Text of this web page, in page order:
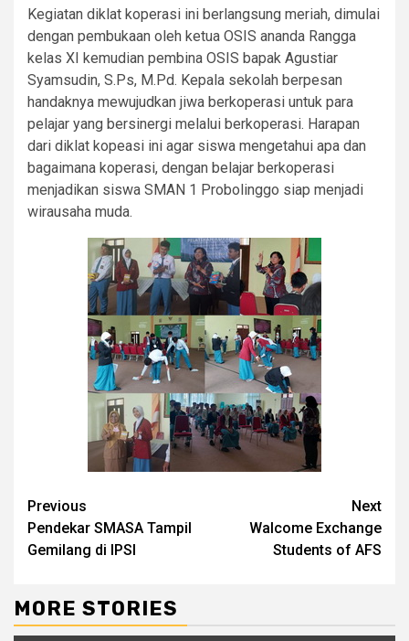
Kegiatan diklat koperasi ini berlangsung meriah, dimulai
dengan pembukaan oleh ketua OSIS ananda Rangga
kelas XI kemudian pembina OSIS bapak Agustiar
Syamsudin, S.Ps, M.Pd. Kepala sekolah berpesan
handaknya mewujudkan jiwa berkoperasi untuk para
pelajar yang bersinergi melalui berkoperasi. Harapan
dari diklat kopeasi ini agar siswa mengetahui apa dan
bagaimana koperasi, dengan belajar berkoperasi
menjadikan siswa SMAN 1 Probolinggo siap menjadi
wirausaha muda.
Continue
Reading
Previous
Pendekar SMASA Tampil
Gemilang di IPSI
Next
Walcome Exchange
Students of AFS
MORE STORIES